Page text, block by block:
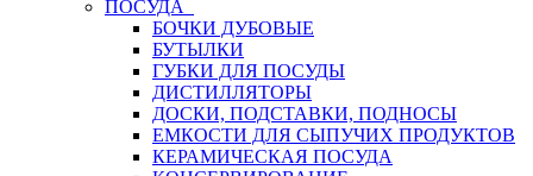
ПОСУДА
БОЧКИ ДУБОВЫЕ
БУТЫЛКИ
ГУБКИ ДЛЯ ПОСУДЫ
ДИСТИЛЛЯТОРЫ
ДОСКИ, ПОДСТАВКИ, ПОДНОСЫ
ЕМКОСТИ ДЛЯ СЫПУЧИХ ПРОДУКТОВ
КЕРАМИЧЕСКАЯ ПОСУДА